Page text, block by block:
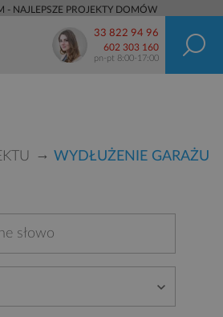
- NAJLEPSZE PROJEKTY DOMÓW
33 822 94 96
602 303 160
pn-pt 8:00-17:00
WYDŁUŻENIE GARAŻU